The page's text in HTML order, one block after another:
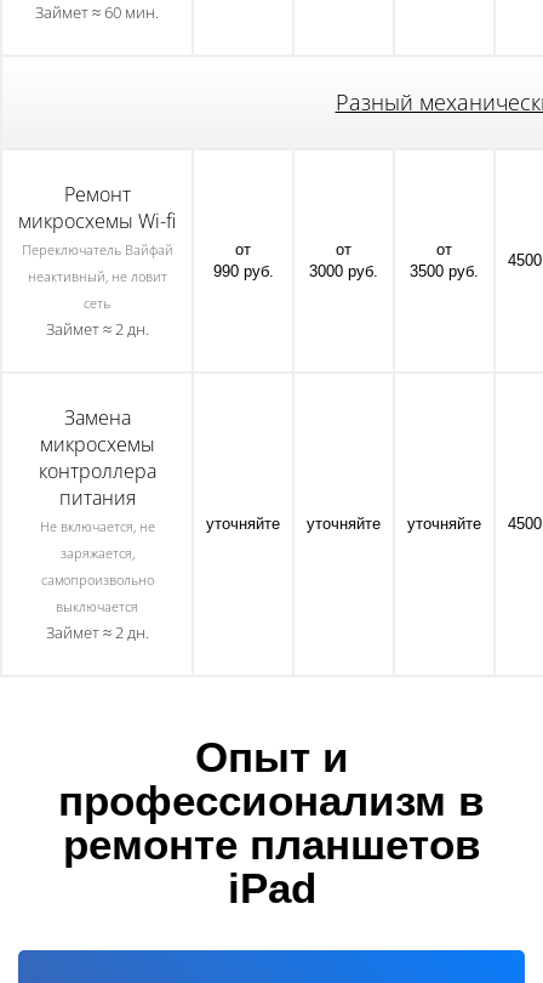
Займет ≈ 60 мин.
Разный
Ремонт
микросхемы Wi-fi
Переключатель Вайфай
неактивный, не ловит
сеть
Займет ≈ 2 дн.
от
990 руб.
от
3000 руб.
от
3500 руб.
Замена
микросхемы
контроллера
питания
Не включается, не
заряжается,
самопроизвольно
выключается
Займет ≈ 2 дн.
уточняйте уточняйте уточняйте
Опыт и
профессионализм в
ремонте планшетов
iPad